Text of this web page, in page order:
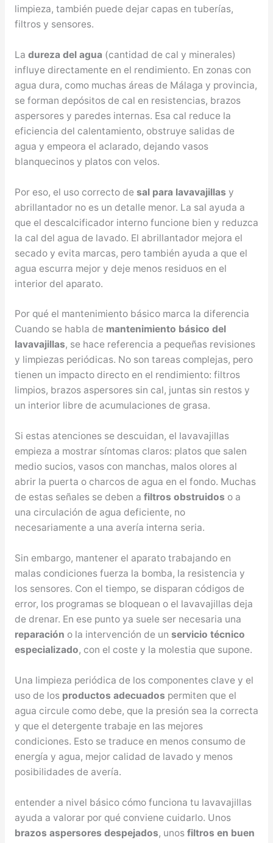
limpieza, también puede dejar capas en tuberías,
filtros y sensores.
La dureza del agua (cantidad de cal y minerales)
influye directamente en el rendimiento. En zonas con
agua dura, como muchas áreas de Málaga y provincia,
se forman depósitos de cal en resistencias, brazos
aspersores y paredes internas. Esa cal reduce la
eficiencia del calentamiento, obstruye salidas de
agua y empeora el aclarado, dejando vasos
blanquecinos y platos con velos.
Por eso, el uso correcto de sal para lavavajillas y
abrillantador no es un detalle menor. La sal ayuda a
que el descalcificador interno funcione bien y reduzca
la cal del agua de lavado. El abrillantador mejora el
secado y evita marcas, pero también ayuda a que el
agua escurra mejor y deje menos residuos en el
interior del aparato.
Por qué el mantenimiento básico marca la diferencia
Cuando se habla de mantenimiento básico del
lavavajillas, se hace referencia a pequeñas revisiones
y limpiezas periódicas. No son tareas complejas, pero
tienen un impacto directo en el rendimiento: filtros
limpios, brazos aspersores sin cal, juntas sin restos y
un interior libre de acumulaciones de grasa.
Si estas atenciones se descuidan, el lavavajillas
empieza a mostrar síntomas claros: platos que salen
medio sucios, vasos con manchas, malos olores al
abrir la puerta o charcos de agua en el fondo. Muchas
de estas señales se deben a filtros obstruidos o a
una circulación de agua deficiente, no
necesariamente a una avería interna seria.
Sin embargo, mantener el aparato trabajando en
malas condiciones fuerza la bomba, la resistencia y
los sensores. Con el tiempo, se disparan códigos de
error, los programas se bloquean o el lavavajillas deja
de drenar. En ese punto ya suele ser necesaria una
reparación o la intervención de un servicio técnico
especializado, con el coste y la molestia que supone.
Una limpieza periódica de los componentes clave y el
uso de los productos adecuados permiten que el
agua circule como debe, que la presión sea la correcta
y que el detergente trabaje en las mejores
condiciones. Esto se traduce en menos consumo de
energía y agua, mejor calidad de lavado y menos
posibilidades de avería.
entender a nivel básico cómo funciona tu lavavajillas
ayuda a valorar por qué conviene cuidarlo. Unos
brazos aspersores despejados, unos filtros en buen